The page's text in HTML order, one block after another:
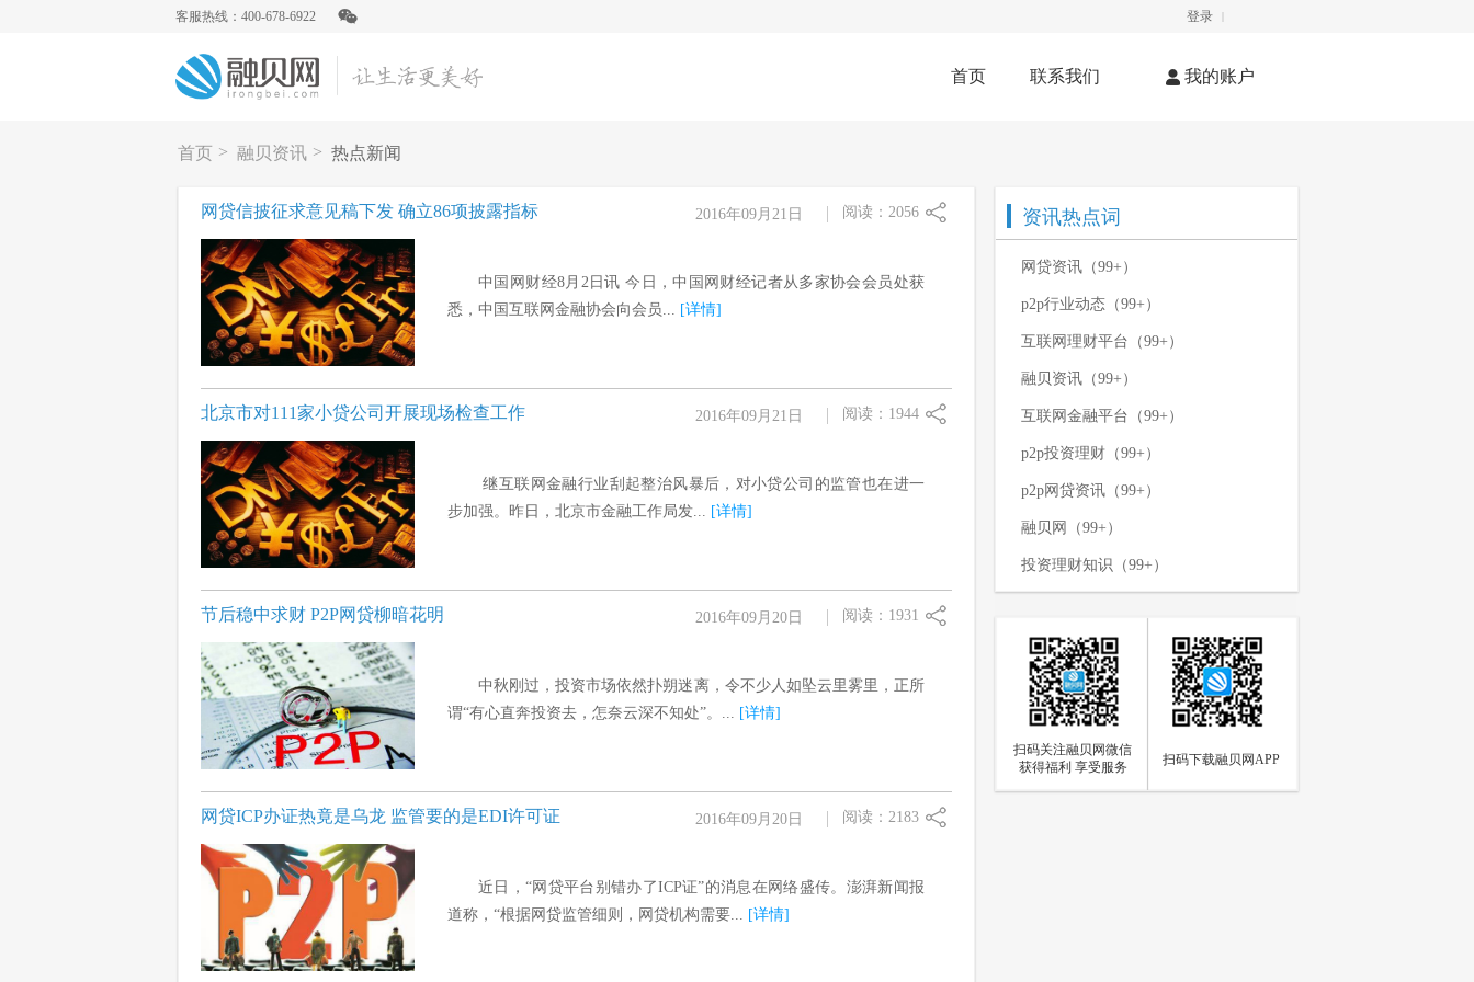
客服热线：400-678-6922 登录 |
首页 联系我们 我的账户
首页 > 融贝资讯 > 热点新闻
网贷信披征求意见稿下发 确立86项披露指标 阅读：2056
中国网财经8月2日讯 今日，中国网财经记者从多家协会会员处获
悉，中国互联网金融协会向会员... [详情]
2016年09月21日
北京市对111家小贷公司开展现场检查工作 阅读：1944
继互联网金融行业刮起整治风暴后，对小贷公司的监管也在进一
步加强。昨日，北京市金融工作局发... [详情]
2016年09月21日
节后稳中求财 P2P网贷柳暗花明 阅读：1931
中秋刚过，投资市场依然扑朔迷离，令不少人如坠云里雾里，正所
谓“有心直奔投资去，怎奈云深不知处”。... [详情]
2016年09月20日
网贷ICP办证热竟是乌龙 监管要的是EDI许可证 阅读：2183
近日，“网贷平台别错办了ICP证”的消息在网络盛传。澎湃新闻报
道称，“根据网贷监管细则，网贷机构需要... [详情]
2016年09月20日
资讯热点词
网贷资讯（99+）
p2p行业动态（99+）
互联网理财平台（99+）
融贝资讯（99+）
互联网金融平台（99+）
p2p投资理财（99+）
p2p网贷资讯（99+）
融贝网（99+）
投资理财知识（99+）
网络投资理财（99+）
p2p资讯新闻（99+）
理财攻略（99+）
如何投资理财（97）
p2p网贷（94） 网贷知识（85）
扫码关注融贝网微信
获得福利 享受服务
扫码下载融贝网APP